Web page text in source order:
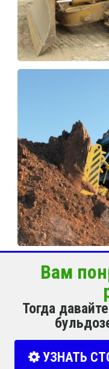
Вам
Тогда
УЗНАТЬ